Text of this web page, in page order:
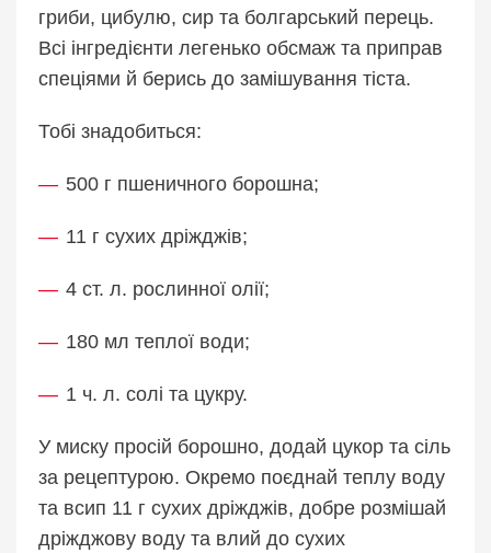
гриби, цибулю, сир та болгарський перець.
Всі інгредієнти легенько обсмаж та приправ
спеціями й берись до замішування тіста.
Тобі знадобиться:
500 г пшеничного борошна;
11 г сухих дріжджів;
4 ст. л. рослинної олії;
180 мл теплої води;
1 ч. л. солі та цукру.
У миску просій борошно, додай цукор та сіль
за рецептурою. Окремо поєднай теплу воду
та всип 11 г сухих дріжджів, добре розмішай
дріжджову воду та влий до сухих